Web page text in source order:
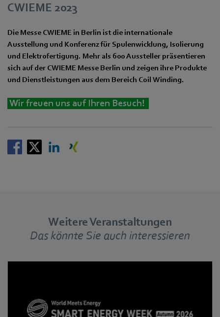
CWIEME 2023
Die Messe CWIEME in Berlin ist die internationale
Ausstellung und Konferenz für Spulenwicklung, Isolierung
und Elektrofertigung. Mehr als 600 Aussteller präsentieren
sich auf der CWIEME Messe Berlin und zeigen ihre Produkte
und Dienstleistungen aus dem Bereich Coil Winding.
Wir freuen uns auf Ihren Besuch!
Weitere Veranstaltungen
Das könnte Sie auch interessieren